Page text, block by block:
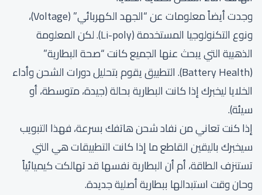
وجدت أيضاً معلومات عن “الجهد الكهربائي” (Voltage)،
ونوع التكنولوجيا المستخدمة (Li-poly). لكن المعلومة
الذهبية التي يبحث عنها الجميع كانت “صحة البطارية”
(Battery Health). التطبيق يقوم بتحليل دورات الشحن وأداء
الخلايا ليخبرك إذا كانت البطارية بحالة (جيدة، متوسطة، أو
سيئة).
إذا كنت تعاني من نفاد شحن هاتفك بسرعة، فهذا التبويب
سيخبرك باليقين القاطع ما إذا كانت التطبيقات هي التي
تستنزف الطاقة، أم أن البطارية نفسها قد تهالكت كيميائياً
وحان وقت استبدالها ببطارية أصلية جديدة.